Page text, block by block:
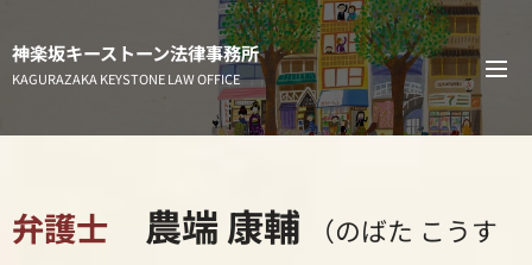
神楽坂キーストーン法律事務所
KAGURAZAKA KEYSTONE LAW OFFICE
弁護士 農端 康輔
（のばた こうす